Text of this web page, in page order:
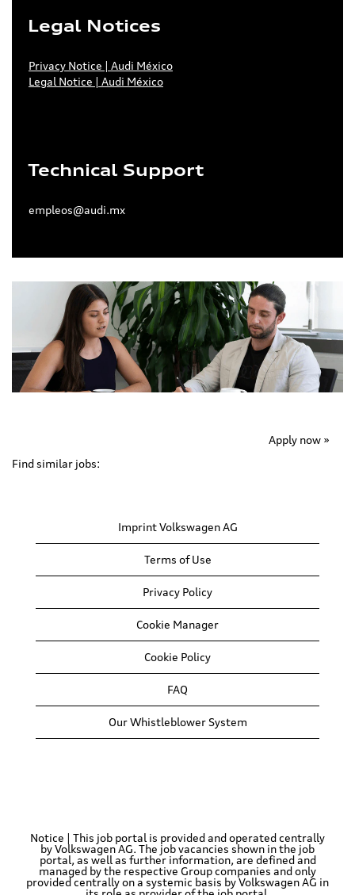
Legal Notices
Privacy Notice | Audi México
Legal Notice | Audi México
Technical Support
empleos@audi.mx
Apply now »
Find similar jobs:
Imprint Volkswagen AG
Terms of Use
Privacy Policy
Cookie Manager
Cookie Policy
FAQ
Our Whistleblower System
Notice | This job portal is provided and operated centrally
by Volkswagen AG. The job vacancies shown in the job
portal, as well as further information, are defined and
managed by the respective Group companies and only
provided centrally on a systemic basis by Volkswagen AG in